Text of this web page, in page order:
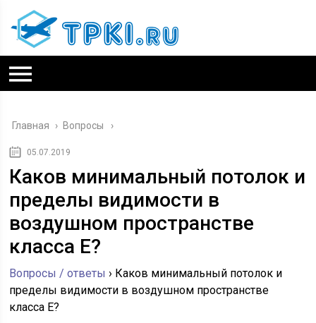
Главная › Вопросы
05.07.2019
Каков минимальный потолок и
пределы видимости в
воздушном пространстве
класса Е?
Вопросы / ответы › Каков минимальный потолок и
пределы видимости в воздушном пространстве
класса Е?